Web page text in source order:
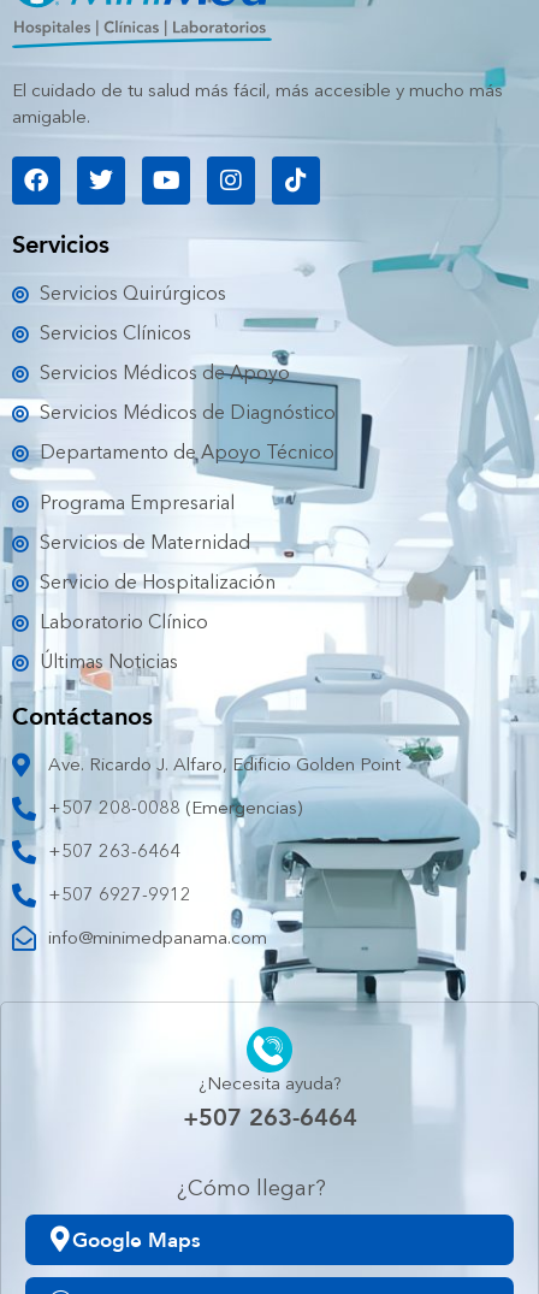
El cuidado de tu salud más fácil, más accesible y mucho más
amigable.
F
a
e
o
k
T
w
t
e
Y
o
b
I
n
t
a
m
T
i
t
o
Servicios
Servicios Quirúrgicos
Servicios Clínicos
Servicios Médicos de Apoyo
Servicios Médicos de Diagnóstico
Departamento de Apoyo Técnico
Programa Empresarial
Servicios de Maternidad
Servicio de Hospitalización
Laboratorio Clínico
Últimas Noticias
Contáctanos
Ave. Ricardo J. Alfaro, Edificio Golden Point
+507 208-0088 (Emergencias)
+507 263-6464
+507 6927-9912
info@minimedpanama.com
¿Necesita ayuda?
+507 263-6464
¿Cómo llegar?
Google Maps